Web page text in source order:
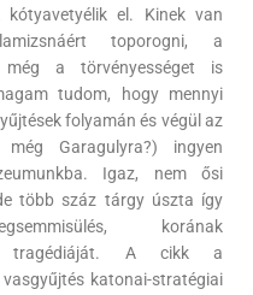
el. Kinek van
toporogni, a
még a törvényességet is
tudom, hogy mennyi
folyamán és végül az
még Garagulyra?) ingyen
Igaz, nem ősi
több száz tárgy úszta így
korának
tragédiáját. A cikk a
katonai-stratégiai